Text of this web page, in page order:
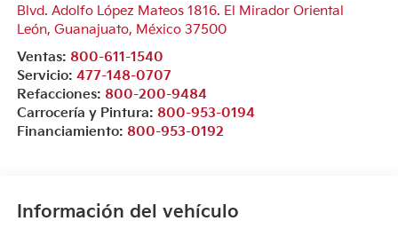
Blvd. Adolfo López Mateos 1816. El Mirador Oriental
León, Guanajuato, México 37500
Ventas: 800-611-1540
Servicio: 477-148-0707
Refacciones: 800-200-9484
Carrocería y Pintura: 800-953-0194
Financiamiento: 800-953-0192
Información del vehículo